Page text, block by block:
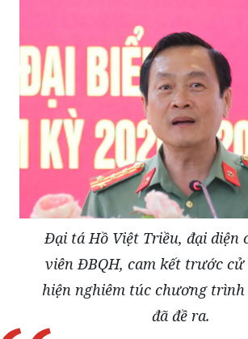
Đại tá Hồ Việt Triều, đại diện
viên ĐBQH, cam kết trước
hiện nghiêm túc chương trình
đã đề ra.